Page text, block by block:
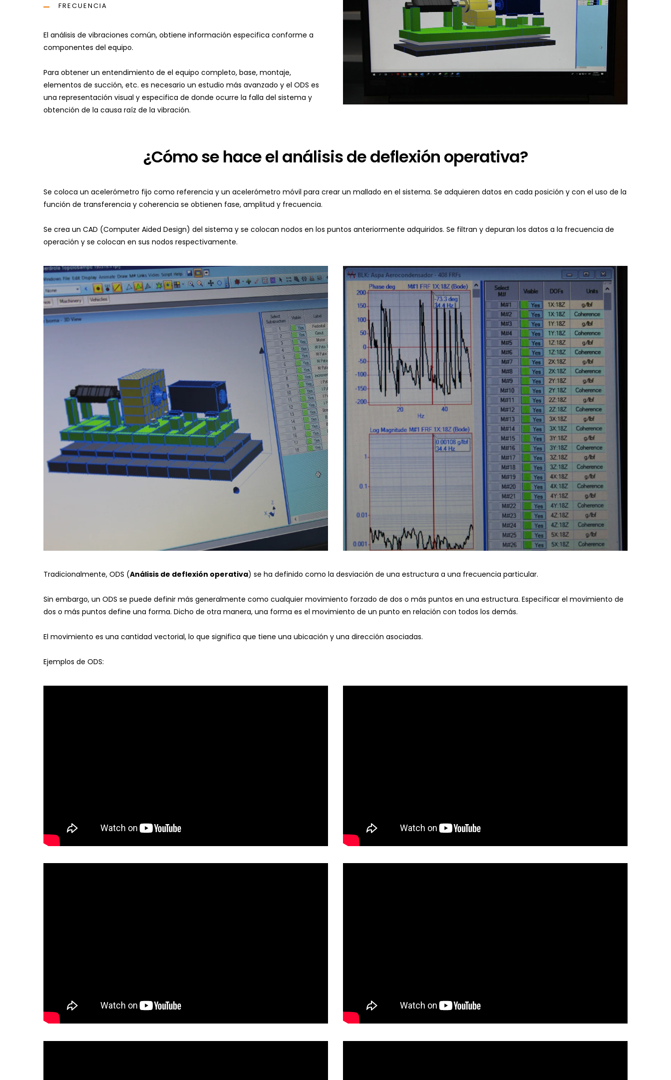
FRECUENCIA
El análisis de vibraciones común, obtiene información especifica conforme a
componentes del equipo.
Para obtener un entendimiento de el equipo completo, base, montaje,
elementos de succión, etc. es necesario un estudio más avanzado y el ODS es
una representación visual y especifica de donde ocurre la falla del sistema y
obtención de la causa raíz de la vibración.
¿Cómo se hace el análisis de deflexión operativa?
Se coloca un acelerómetro fijo como referencia y un acelerómetro móvil para crear un mallado en el sistema. Se adquieren datos en cada posición y con el uso de la
función de transferencia y coherencia se obtienen fase, amplitud y frecuencia.
Se crea un CAD (Computer Aided Design) del sistema y se colocan nodos en los puntos anteriormente adquiridos. Se filtran y depuran los datos a la frecuencia de
operación y se colocan en sus nodos respectivamente.
Tradicionalmente, ODS (Análisis de deflexión operativa) se ha definido como la desviación de una estructura a una frecuencia particular.
Sin embargo, un ODS se puede definir más generalmente como cualquier movimiento forzado de dos o más puntos en una estructura. Especificar el movimiento de
dos o más puntos define una forma. Dicho de otra manera, una forma es el movimiento de un punto en relación con todos los demás.
El movimiento es una cantidad vectorial, lo que significa que tiene una ubicación y una dirección asociadas.
Ejemplos de ODS: